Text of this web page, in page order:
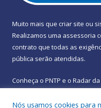
Muito mais que criar site ou
Realizamos uma assessoria
contrato que todas as
pública serão atendidas.
Conheça o PNTP e o Radar
Nós usamos cookies para